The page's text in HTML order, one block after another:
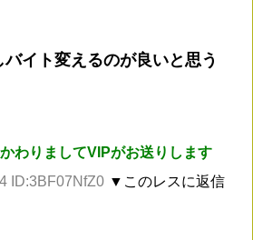
イト変えるのが良いと思う
わりましてVIPがお送りします
ID:3BF07NfZ0 ▼このレスに返信